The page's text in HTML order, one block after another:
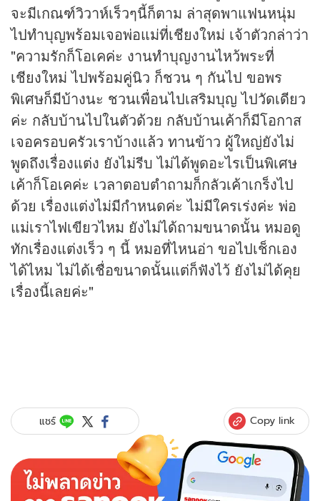
จะมีเกณฑ์วิวาห์เร็วๆนี้ก็ตาม ล่าสุดพาแฟนหนุ่ม
ไปทำบุญพร้อมเจอพ่อแม่ที่เชียงใหม่ เจ้าตัวกล่าว่า
"ความรักก็โอเคค่ะ งานทำบุญงานไหว้พระที่
เชียงใหม่ ไปพร้อมคู่นิว ก็ชวน ๆ กันไป ขอพร
พิเศษก็มีบ้างนะ ชวนเพื่อนไปเสริมบุญ ไปวัดเดียว
ค่ะ กลับบ้านไปในตัวด้วย กลับบ้านเค้าก็มีโอกาส
เจอครอบครัวเราบ้างแล้ว ทานข้าว ผู้ใหญ่ยังไม่
พูดถึงเรื่องแต่ง ยังไม่รีบ ไม่ได้พูดอะไรเป็นพิเศษ
เค้าก็โอเคค่ะ เวลาตอบตำถามก็กลัวเค้าเกร็งไป
ด้วย เรื่องแต่งไม่มีกำหนดค่ะ ไม่มีใครเร่งค่ะ พ่อ
แม่เราไฟเขียวไหม ยังไม่ได้ถามขนาดนั้น หมอดู
ทักเรื่องแต่งเร็ว ๆ นี้ หมอที่ไหนอ่า ขอไปเช็กเอง
ได้ไหม ไม่ได้เชื่อขนาดนั้นแต่ก็ฟังไว้ ยังไม่ได้คุย
เรื่องนี้เลยค่ะ"
แชร์ Copy link